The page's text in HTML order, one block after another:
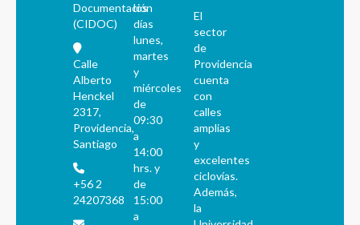
Documentación
(CIDOC)
Calle
Alberto
Henckel
2317,
Providencia,
Santiago
+56 2
24207368
los
días
lunes,
martes
y
miércoles
de
09:30
a
14:00
hrs. y
de
15:00
a
El
sector
de
Providencia
cuenta
con
calles
amplias
y
excelentes
ciclovías.
Además,
la